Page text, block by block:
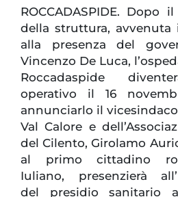
ROCCADASPIDE.
della struttura, avvenuta
alla presenza del
Vincenzo De Luca,
Roccadaspide
operativo il 16
annunciarlo il
Val Calore e
del Cilento, Girolamo
al primo cittadino
Iuliano, presenzierà
del presidio sanitario